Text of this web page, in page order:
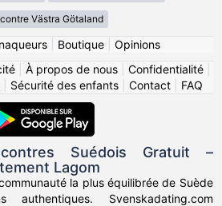
Västra Götaland
| Boutique| Opinions
À propos de nous Confidentialité
| Sécurité des enfants| Contact| FAQ
Suédois Gratuit –
Lagom
la plus équilibrée de Suède
Svenskadating.com